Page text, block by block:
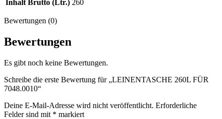
Inhalt Brutto (Ltr.) 260
Bewertungen (0)
Bewertungen
Es gibt noch keine Bewertungen.
Schreibe die erste Bewertung für „LEINENTASCHE 260L FÜR
7048.0010“
Deine E-Mail-Adresse wird nicht veröffentlicht. Erforderliche
Felder sind mit * markiert